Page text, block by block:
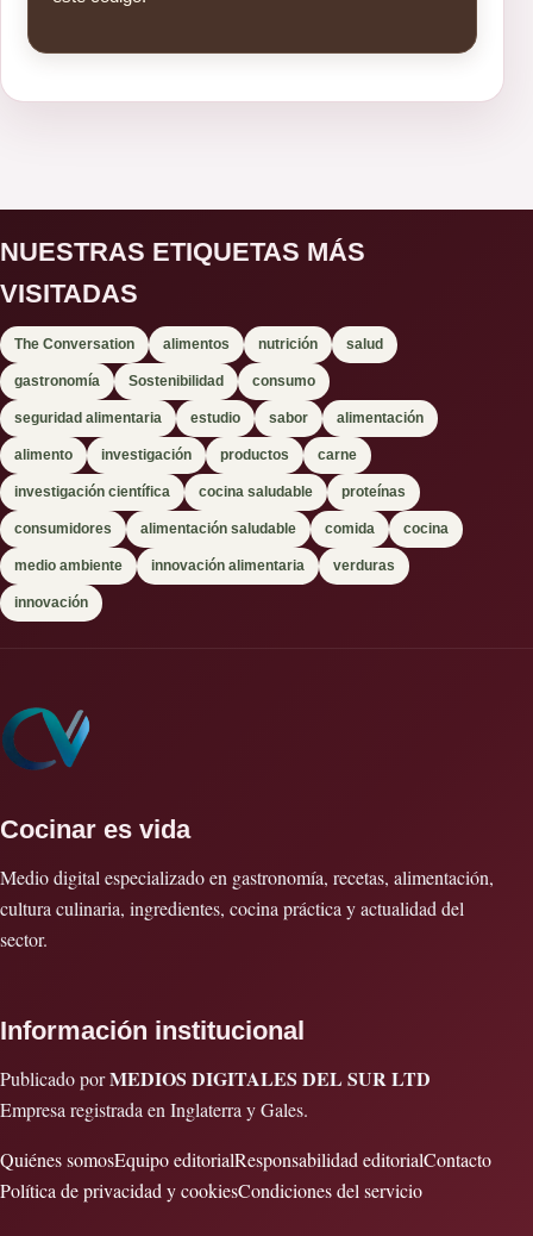
NUESTRAS ETIQUETAS MÁS
VISITADAS
The Conversation alimentos nutrición salud
gastronomía Sostenibilidad consumo
seguridad alimentaria estudio sabor alimentación
alimento investigación productos carne
investigación científica cocina saludable proteínas
consumidores alimentación saludable comida cocina
medio ambiente innovación alimentaria verduras
innovación
Cocinar es vida
Medio digital especializado en gastronomía, recetas, alimentación,
cultura culinaria, ingredientes, cocina práctica y actualidad del
sector.
Información institucional
Publicado porMEDIOS DIGITALES DEL SUR LTD
Empresa registrada en Inglaterra y Gales.
Quiénes somosEquipo editorialResponsabilidad editorialContacto
Política de privacidad y cookiesCondiciones del servicio